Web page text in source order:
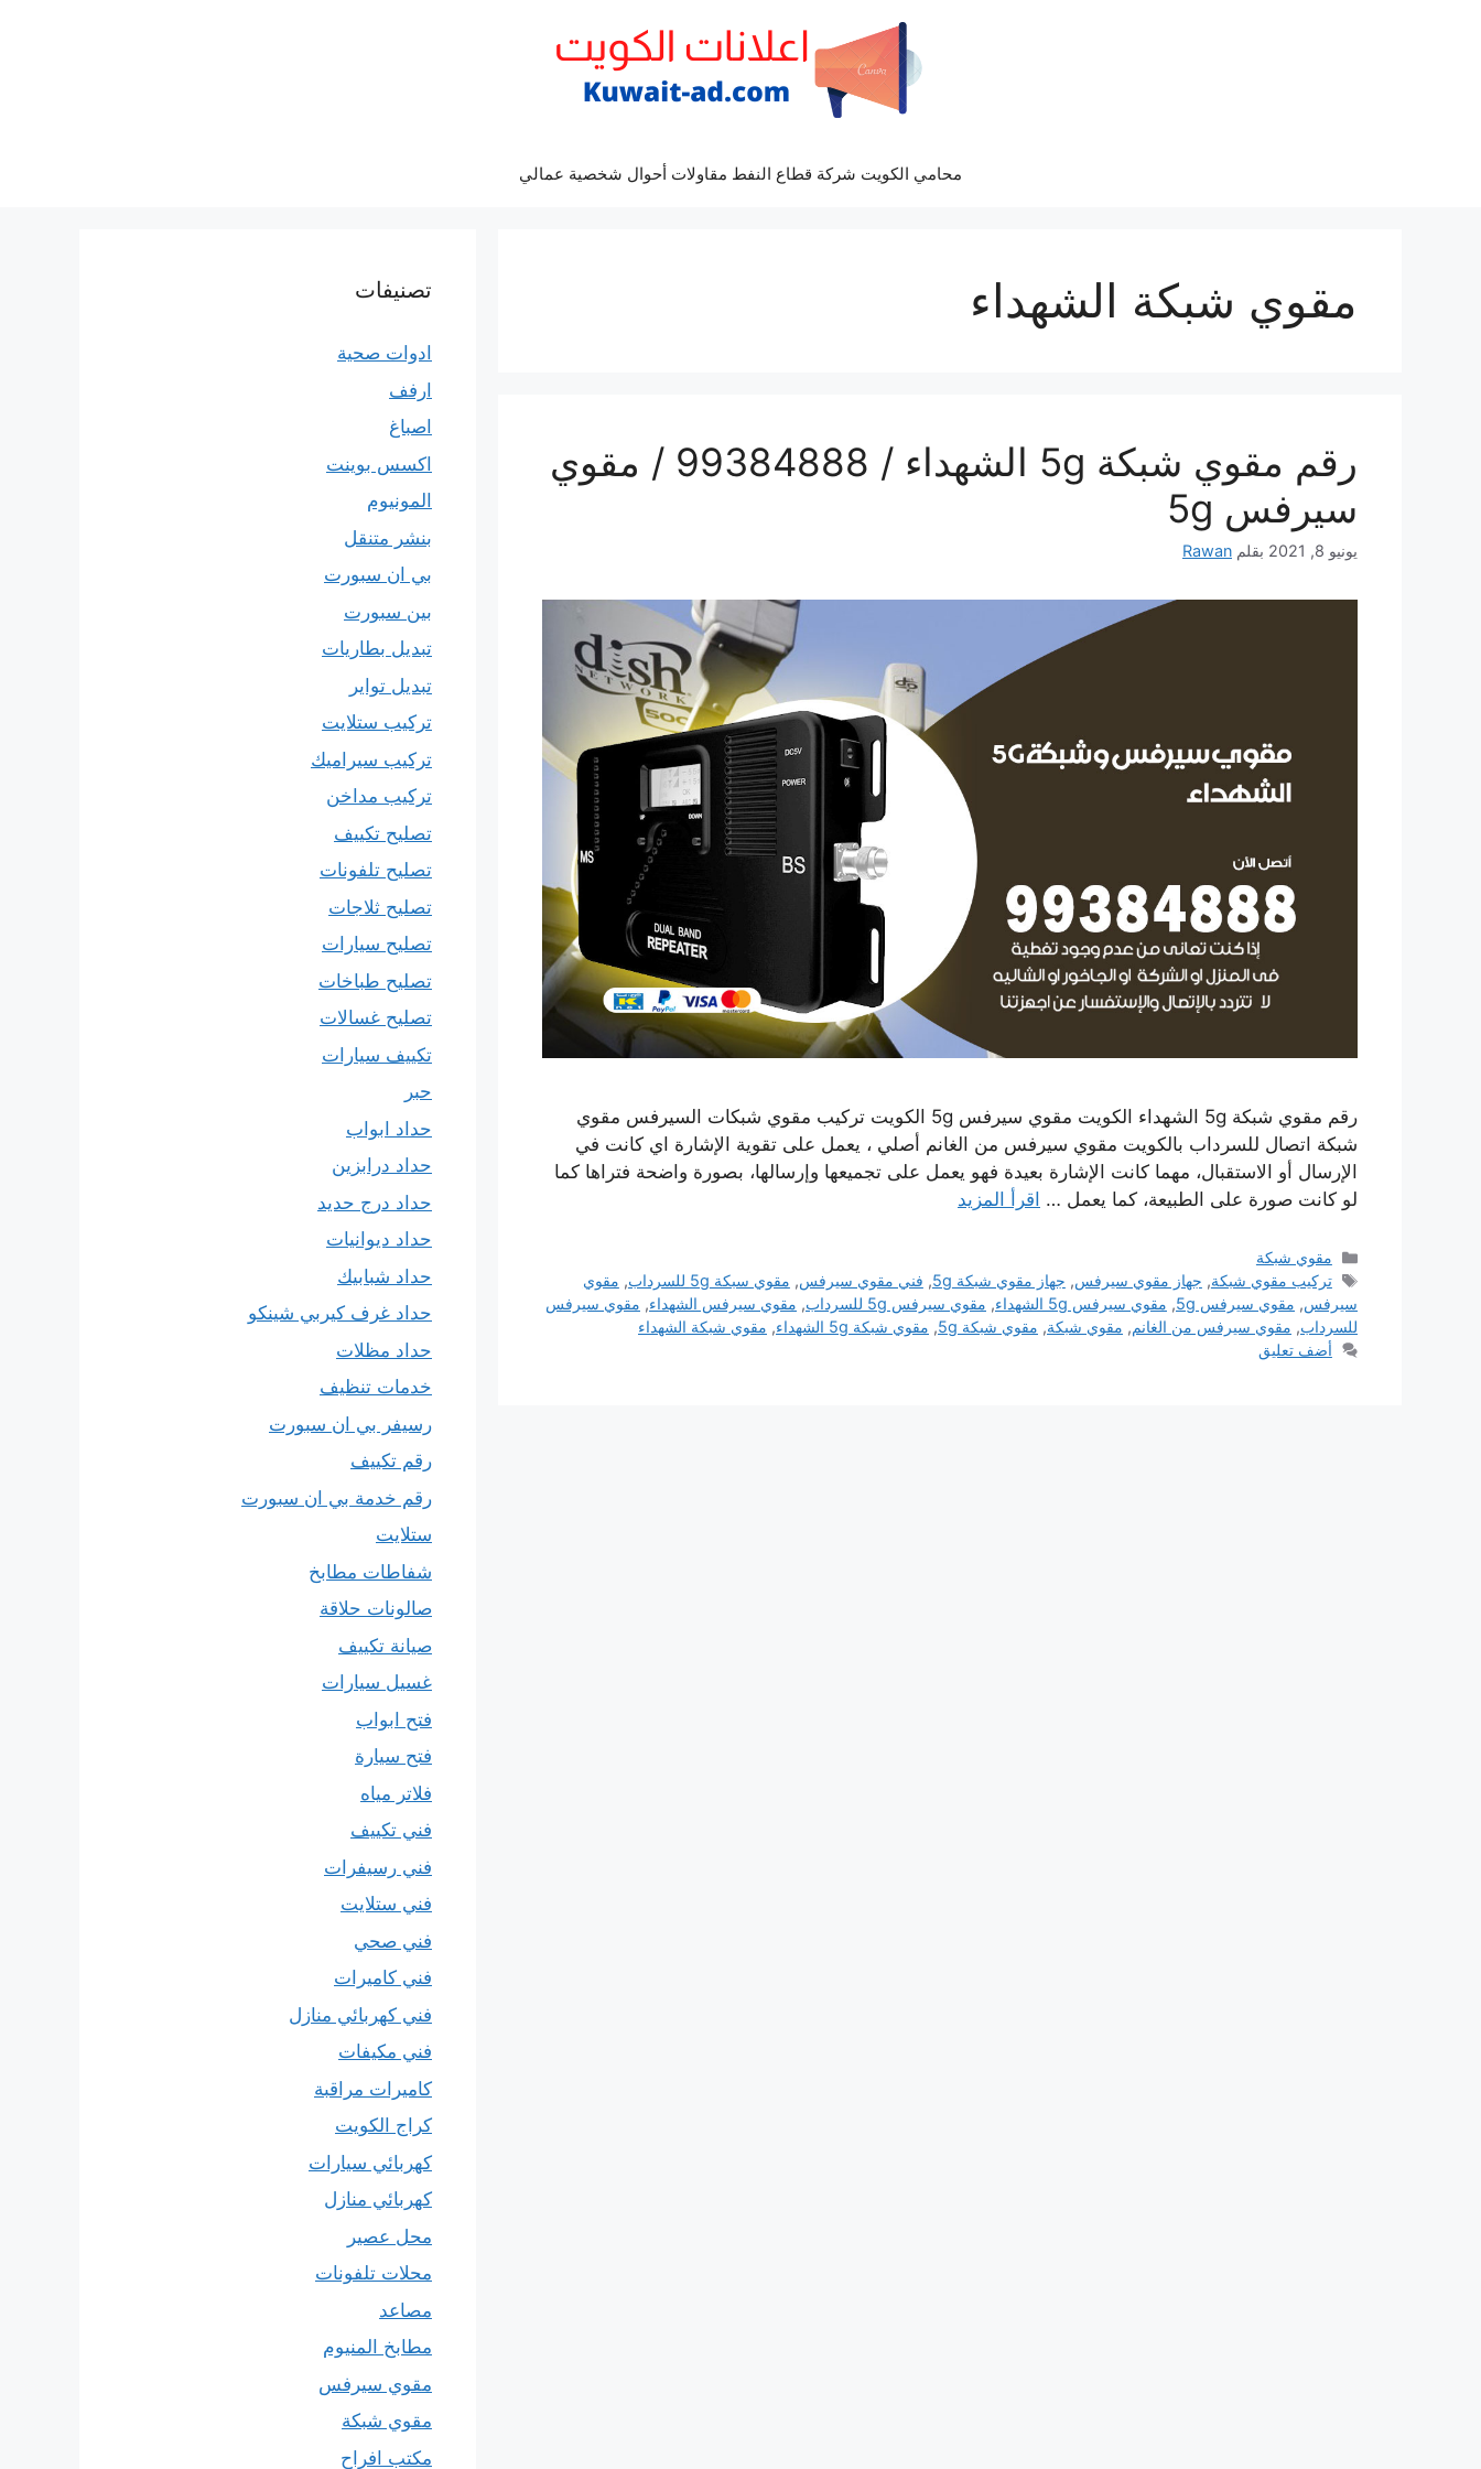
محامي الكويت شركة قطاع النفط مقاولات أحوال شخصية عمالي
مقوي شبكة الشهداء
رقم مقوي شبكة 5g الشهداء / 99384888 / مقوي
سيرفس 5g
يونيو 8, 2021 بقلم Rawan
رقم مقوي شبكة 5g الشهداء الكويت مقوي سيرفس 5g الكويت تركيب مقوي شبكات السيرفس مقوي
شبكة اتصال للسرداب بالكويت مقوي سيرفس من الغانم أصلي ، يعمل على تقوية الإشارة اي كانت في
الإرسال أو الاستقبال، مهما كانت الإشارة بعيدة فهو يعمل على تجميعها وإرسالها، بصورة واضحة فتراها كما
لو كانت صورة على الطبيعة، كما يعمل … اقرأ المزيد
التصنيفات
مقوي شبكة
الوسوم
تركيب مقوي شبكة, جهاز مقوي سيرفس, جهاز مقوي شبكة 5g , فني مقوي سيرفس, مقوي سبكة 5g للسرداب , مقوي
سيرفس, مقوي سيرفس 5g , مقوي سيرفس 5g الشهداء , مقوي سيرفس 5g للسرداب , مقوي سيرفس الشهداء, مقوي سيرفس
للسرداب, مقوي سيرفس من الغانم, مقوي شبكة, مقوي شبكة 5g , مقوي شبكة 5g الشهداء , مقوي شبكة الشهداء
أضف تعليق
تصنيفات
ادوات صحية
ارفف
اصباغ
اكسس بوينت
المونيوم
بنشر متنقل
بي ان سبورت
بين سبورت
تبديل بطاريات
تبديل تواير
تركيب ستلايت
تركيب سيراميك
تركيب مداخن
تصليح تكييف
تصليح تلفونات
تصليح ثلاجات
تصليح سيارات
تصليح طباخات
تصليح غسالات
تكييف سيارات
حبر
حداد ابواب
حداد درابزين
حداد درج حديد
حداد ديوانيات
حداد شبابيك
حداد غرف كيربي شينكو
حداد مظلات
خدمات تنظيف
رسيفر بي ان سبورت
رقم تكييف
رقم خدمة بي ان سبورت
ستلايت
شفاطات مطابخ
صالونات حلاقة
صيانة تكييف
غسيل سيارات
فتح ابواب
فتح سيارة
فلاتر مياه
فني تكييف
فني رسيفرات
فني ستلايت
فني صحي
فني كاميرات
فني كهربائي منازل
فني مكيفات
كاميرات مراقبة
كراج الكويت
كهربائي سيارات
كهربائي منازل
محل عصير
محلات تلفونات
مصاعد
مطابخ المنيوم
مقوي سيرفس
مقوي شبكة
مكتب افراح